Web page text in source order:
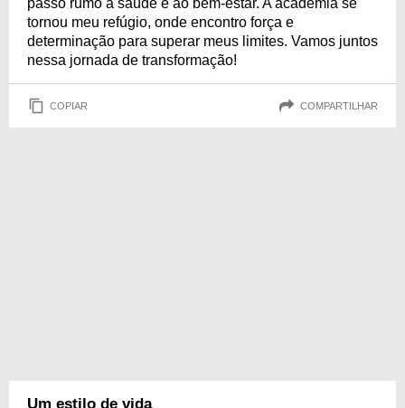
passo rumo à saúde e ao bem-estar. A academia se
tornou meu refúgio, onde encontro força e
determinação para superar meus limites. Vamos juntos
nessa jornada de transformação!
COPIAR COMPARTILHAR
Um estilo de vida